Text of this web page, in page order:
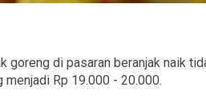
goreng di pasaran beranjak naik
Rp 19.000 - 20.000.